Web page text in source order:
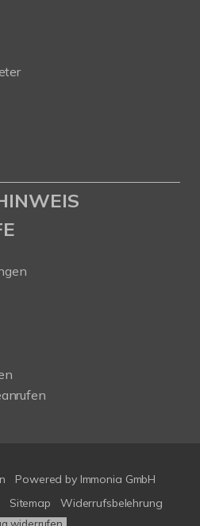
Powered by Immonia GmbH
Sitemap Widerrufsbelehrung
widerrufen